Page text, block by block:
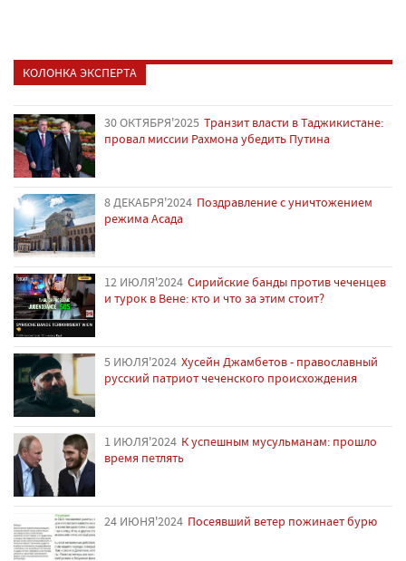
КОЛОНКА ЭКСПЕРТА
30 ОКТЯБРЯ'2025 Транзит власти в Таджикистане:
провал миссии Рахмона убедить Путина
8 ДЕКАБРЯ'2024 Поздравление с уничтожением
режима Асада
12 ИЮЛЯ'2024 Сирийские банды против чеченцев
и турок в Вене: кто и что за этим стоит?
5 ИЮЛЯ'2024 Хусейн Джамбетов - православный
русский патриот чеченского происхождения
1 ИЮЛЯ'2024 К успешным мусульманам: прошло
время петлять
24 ИЮНЯ'2024 Посеявший ветер пожинает бурю